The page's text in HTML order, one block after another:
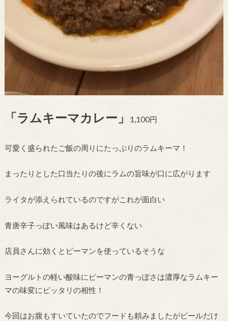
「ラムキーマカレー」 1,100円
可愛く盛られたご飯の周りにたっぷりのラムキーマ！
まったりとした口当たりの後にラムの旨味が口に広がります
ライタが添えられているのですがこれが面白い
青唐辛子っぽい風味はあるけど辛くない
店員さんに効くとピーマンを使っているそうな
ヨーグルトの軽い酸味にピーマンの青っぽさは濃厚なラムキー
マの味変にピッタリの相性！
今回はお腹もすいていたのでフードも頼みましたがビールだけ